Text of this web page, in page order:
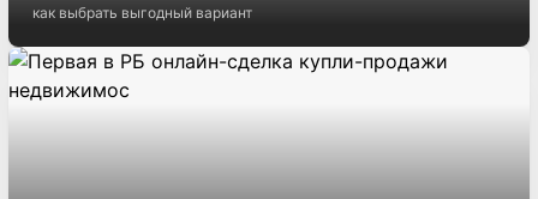
как выбрать выгодный вариант